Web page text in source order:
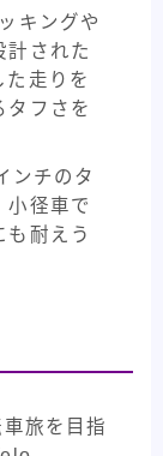
キングや
計された
た走りを
タフさを
ンチのタ
小径車で
も耐えう
旅を目指